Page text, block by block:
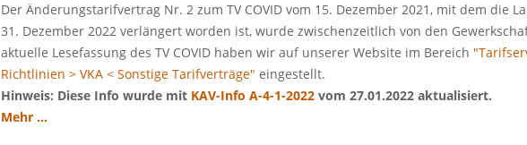
Der Änderungstarifvertrag Nr. 2 zum TV COVID vom 15. Dezember 2021, mit dem die
31. Dezember 2022 verlängert worden ist, wurde zwischenzeitlich von den
aktuelle Lesefassung des TV COVID haben wir auf unserer Website im Bereich
Richtlinien > VKA < Sonstige Tarifverträge" eingestellt.
Hinweis: Diese Info wurde mit KAV-Info A-4-1-2022vom 27.01.2022 aktualisiert.
Mehr ...